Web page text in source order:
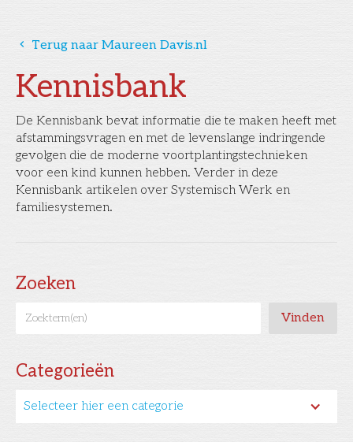
Kennisbank
De Kennisbank bevat informatie die te maken heeft met
afstammingsvragen en met de levenslange indringende
gevolgen die de moderne voortplantingstechnieken
voor een kind kunnen hebben. Verder in deze
Kennisbank artikelen over Systemisch Werk en
familiesystemen.
Zoeken
Categorieën
Selecteer hier een categorie
󰅁 Terug naar Maureen Davis.nl